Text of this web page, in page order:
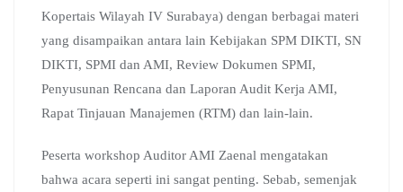
Kopertais Wilayah IV Surabaya) dengan berbagai materi
yang disampaikan antara lain Kebijakan SPM DIKTI, SN
DIKTI, SPMI dan AMI, Review Dokumen SPMI,
Penyusunan Rencana dan Laporan Audit Kerja AMI,
Rapat Tinjauan Manajemen (RTM) dan lain-lain.
Peserta workshop Auditor AMI Zaenal mengatakan
bahwa acara seperti ini sangat penting. Sebab, semenjak